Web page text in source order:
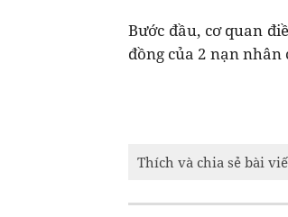
Bước đầu, cơ quan
đồng của 2 nạn
Thích và chia sẻ bài